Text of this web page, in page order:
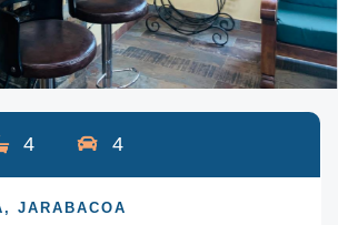
4 4
,JARABACOA